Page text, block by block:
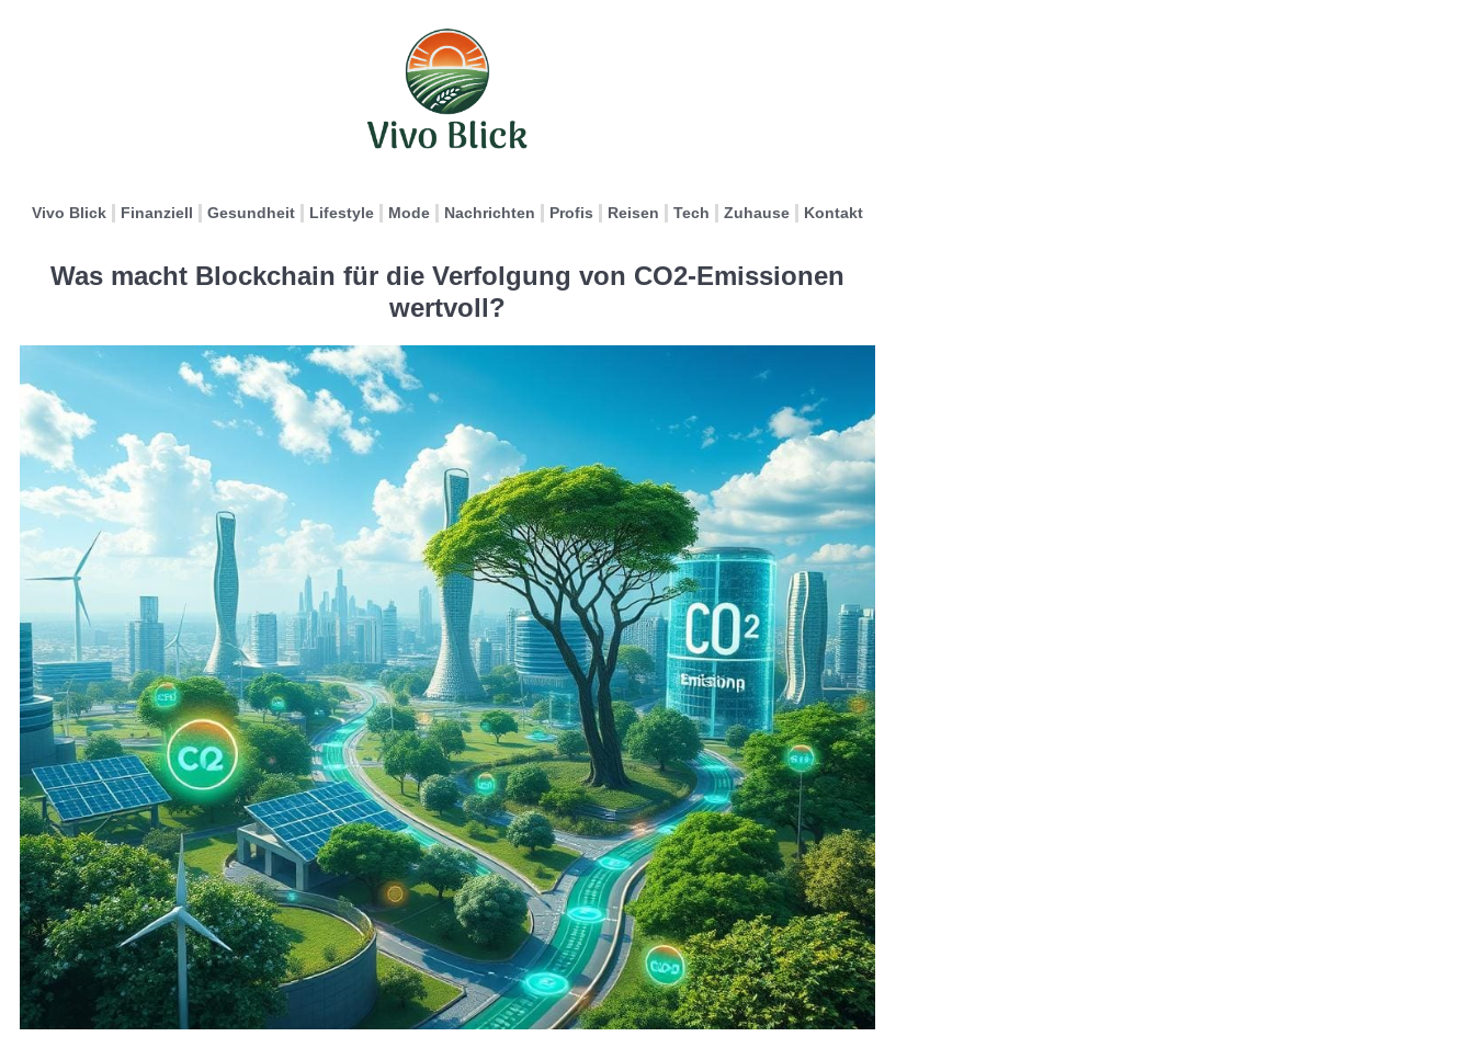
Vivo Blick Finanziell Gesundheit Lifestyle Mode Nachrichten Profis Reisen Tech Zuhause Kontakt
Was macht Blockchain für die Verfolgung von CO2-Emissionen
wertvoll?